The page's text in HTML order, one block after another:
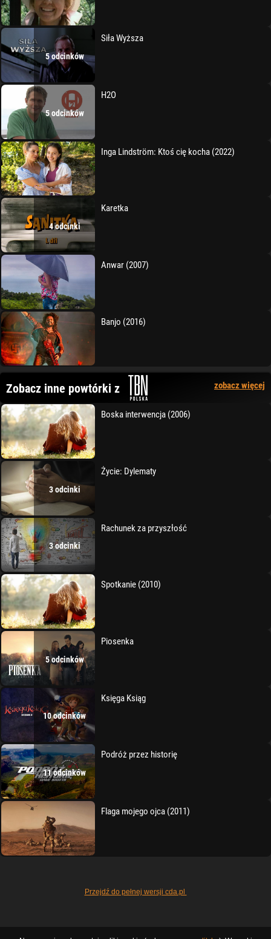
5 odcinków
Siła Wyższa
5 odcinków
H2O
Inga Lindström: Ktoś cię kocha (2022)
4 odcinki
Karetka
Anwar (2007)
Banjo (2016)
Zobacz inne powtórki z zobacz więcej
Boska interwencja (2006)
3 odcinki
Życie: Dylematy
3 odcinki
Rachunek za przyszłość
Spotkanie (2010)
5 odcinków
Piosenka
10 odcinków
Księga Ksiąg
11 odcinków
Podróż przez historię
Flaga mojego ojca (2011)
Przejdź do pełnej wersji cda.pl